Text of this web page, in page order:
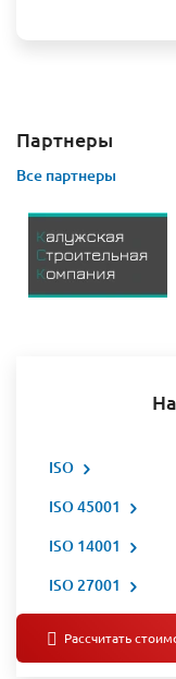
Партнеры
Все партнеры
ISO
ISO 45001
ISO 14001
ISO 27001